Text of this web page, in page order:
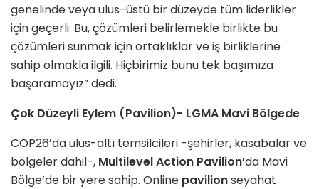
genelinde veya ulus-üstü bir düzeyde tüm liderlikler
için geçerli. Bu, çözümleri belirlemekle birlikte bu
çözümleri sunmak için ortaklıklar ve iş birliklerine
sahip olmakla ilgili. Hiçbirimiz bunu tek başımıza
başaramayız” dedi.
Çok Düzeyli Eylem (Pavilion)- LGMA Mavi Bölgede
COP26’da ulus-altı temsilcileri -şehirler, kasabalar ve
bölgeler dahil-, Multilevel Action Pavilion’da Mavi
Bölge’de bir yere sahip. Online pavilionseyahat